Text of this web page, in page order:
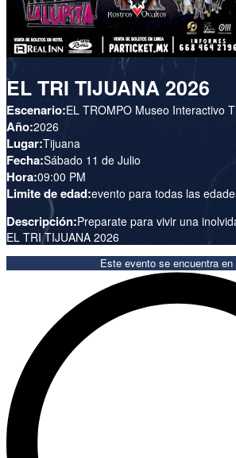
EL TRI TIJUANA 2026
Escenario:EL TROMPO Museo Interactivo
Año:2026
Lugar:Tijuana
Fecha:Sábado 11 de Julio
Hora:09:00 PM
Limite de edad:evento para todas las
Descripción:Preparate para vivir una
EL TRI TIJUANA 2026
Este evento se encuentra en